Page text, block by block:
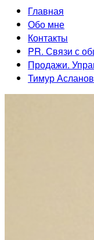
Главная
Обо мне
Контакты
PR. Связи с
Продажи.
Тимур